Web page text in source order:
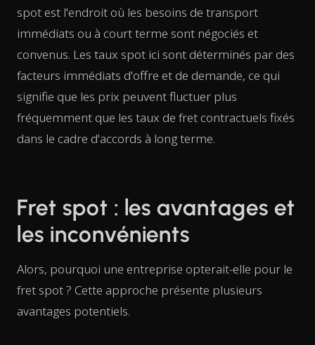
spot est l'endroit où les besoins de transport
immédiats ou à court terme sont négociés et
convenus. Les taux spot ici sont déterminés par des
facteurs immédiats d'offre et de demande, ce qui
signifie que les prix peuvent fluctuer plus
fréquemment que les taux de fret contractuels fixés
dans le cadre d'accords à long terme.
Fret spot : les avantages et
les inconvénients
Alors, pourquoi une entreprise opterait-elle pour le
fret spot ? Cette approche présente plusieurs
avantages potentiels.